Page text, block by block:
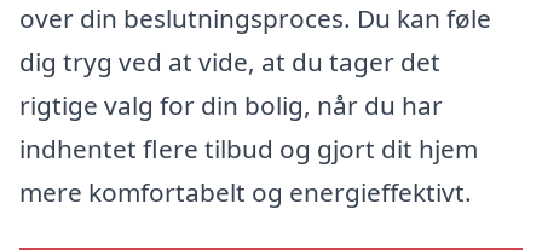
over din beslutningsproces. Du kan føle
dig tryg ved at vide, at du tager det
rigtige valg for din bolig, når du har
indhentet flere tilbud og gjort dit hjem
mere komfortabelt og energieffektivt.